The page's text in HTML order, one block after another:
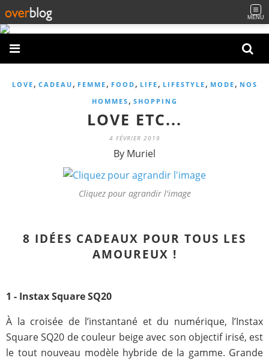
MENU
LOVE , CADEAU , FEMME , FOOD , LIFE , LIFESTYLE , MODE , NOS
HOMMES , SHOPPING
LOVE ETC...
4 FÉVRIER 2019
By Muriel
Cliquez pour agrandir l'image
8 IDÉES CADEAUX POUR TOUS LES
AMOUREUX !
1 - Instax Square SQ20
À la croisée de l’instantané et du numérique, l’Instax
Square SQ20 de couleur beige avec son objectif irisé, est
le tout nouveau modèle hybride de la gamme. Grande